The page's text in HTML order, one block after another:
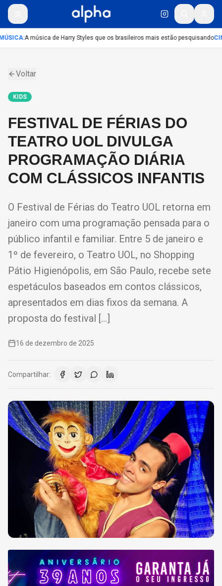
:A música de Harry Styles que os brasileiros mais estão pesquisando
Voltar
KIDS
FESTIVAL DE FÉRIAS DO
TEATRO UOL DIVULGA
PROGRAMAÇÃO DIÁRIA
COM CLÁSSICOS INFANTIS
O Festival de Férias do Teatro UOL retorna em
janeiro com uma programação pensada para o
público infantil e familiar. Entre 5 de janeiro e
1º de fevereiro, o Teatro UOL, no Shopping
Pátio Higienópolis, em São Paulo, recebe sete
espetáculos baseados em contos clássicos,
apresentados em dias fixos da semana. A
proposta do festival […]
16 de dezembro de 2025
Compartilhar: